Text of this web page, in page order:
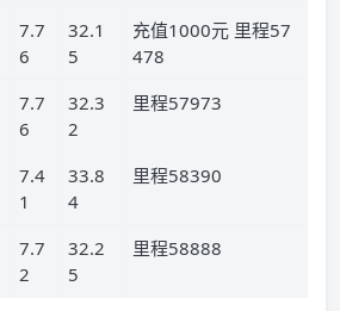
7.7
6
32.1
5
充值1000元 里程57
478
7.7
6
32.3
2
里程57973
7.4
1
33.8
4
里程58390
7.7
2
32.2
5
里程58888